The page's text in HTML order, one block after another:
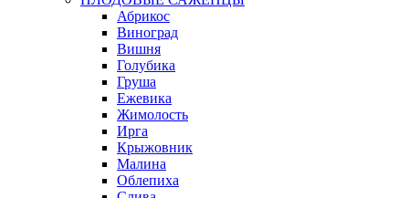
Абрикос
Виноград
Вишня
Голубика
Груша
Ежевика
Жимолость
Ирга
Крыжовник
Малина
Облепиха